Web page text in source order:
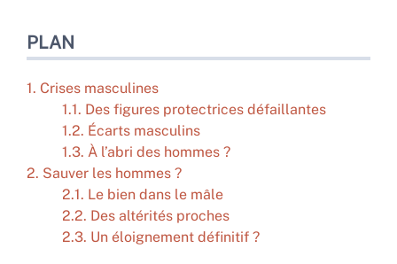
PLAN
1. Crises masculines
1.1. Des figures protectrices défaillantes
1.2. Écarts masculins
1.3. À l’abri des hommes ?
2. Sauver les hommes ?
2.1. Le bien dans le mâle
2.2. Des altérités proches
2.3. Un éloignement définitif ?